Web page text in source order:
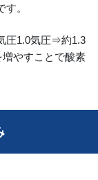
。
圧1.0気圧⇒約1.3
やすことで酸素